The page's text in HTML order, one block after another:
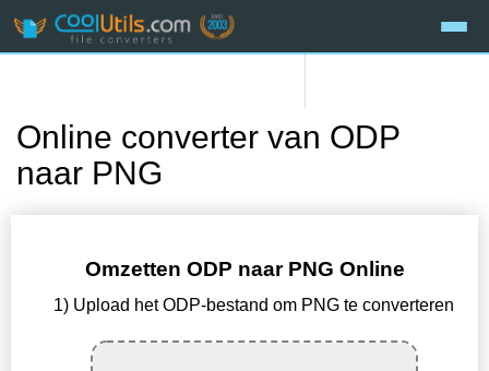
Online converter van ODP
naar PNG
Omzetten ODP naar PNG Online
1) Upload het ODP-bestand om PNG te converteren